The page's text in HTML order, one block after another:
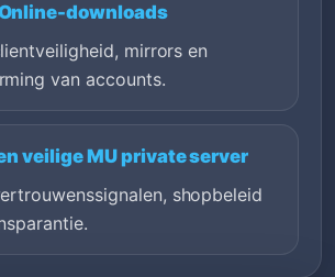
downloads
mirrors en
van accounts.
veilige MU private server
shopbeleid